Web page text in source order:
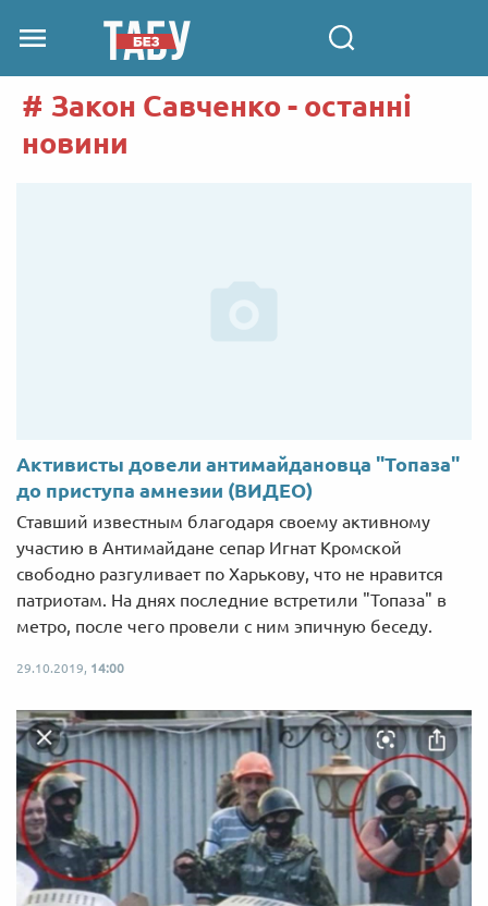
Закон Савченко - останні
новини
Активисты довели антимайдановца "Топаза"
до приступа амнезии (ВИДЕО)
Ставший известным благодаря своему активному
участию в Антимайдане сепар Игнат Кромской
свободно разгуливает по Харькову, что не нравится
патриотам. На днях последние встретили "Топаза" в
метро, после чего провели с ним эпичную беседу.
29.10.2019, 14:00